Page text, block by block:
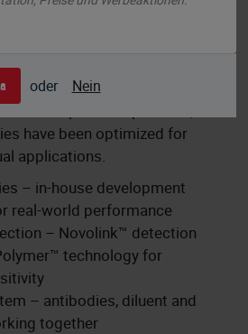
oder Nein
slides with Novocastra
in-house, and backed
development experience,
have been optimized for
applications.
– in-house development
real-world performance
– Novolink™ detection
technology for
– antibodies, diluent and
together